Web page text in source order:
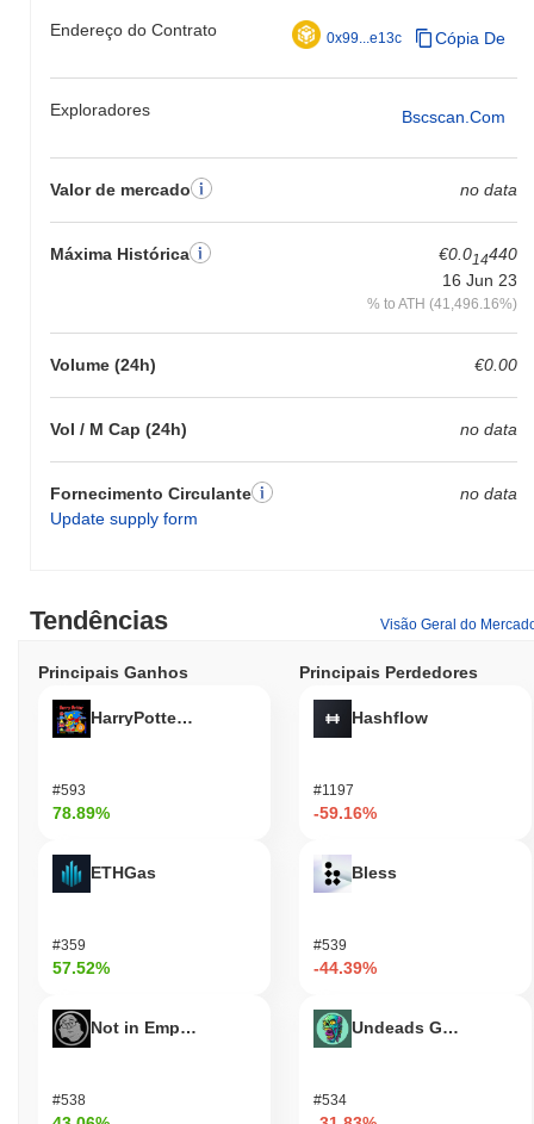
Endereço do Contrato 0x99...e13c Cópia De
Exploradores Bscscan.com
Valor de mercado no data
Máxima Histórica €0.014440
16 Jun 23
% to ATH (41,496.16%)
Volume (24h) €0.00
Vol / M Cap (24h) no data
Fornecimento Circulante
Update supply form
no data
Tendências Visão Geral do
Principais Ganhos
HarryPotterObamaSonic10Inu (ETH)
#593
78.89%
ETHGas
#359
57.52%
Not in Employment, Education, or Training
#538
Principais Perdedores
Hashflow
#1197
-59.16%
Bless
#539
-44.39%
Undeads Games
#534